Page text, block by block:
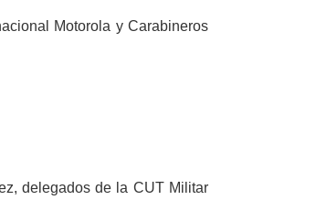
Motorola y Carabineros
delegados de la CUT Militar